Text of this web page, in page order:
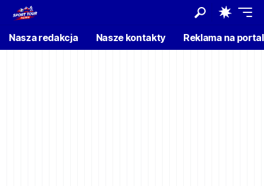
Nasza redakcja Nasze kontakty Reklama na